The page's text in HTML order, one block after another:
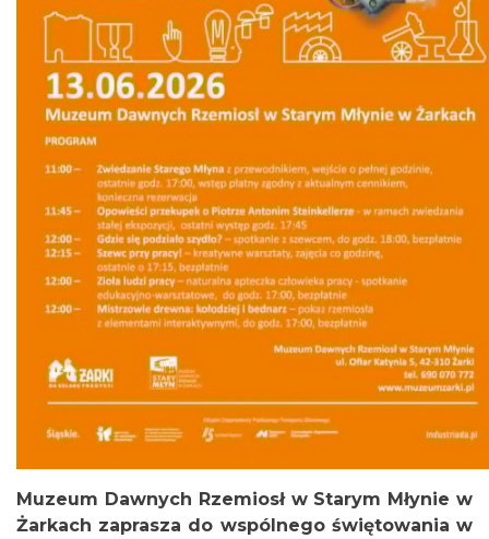
Żarki-Letnisko
6.36 km
Żarki-Letnisko
2026-08-16
6.36 km
Juromania w Złotym Potoku: 18.09.2026
Muzeum Dawnych Rzemiosł w Starym Młynie w
Żarkach zaprasza do wspólnego świętowania w